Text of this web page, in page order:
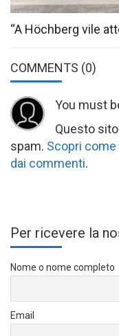
“A Höchberg vile
COMMENTS (0)
You must
Questo
spam. Scopri come
dai commenti.
Per ricevere la
Nome o nome completo
Email